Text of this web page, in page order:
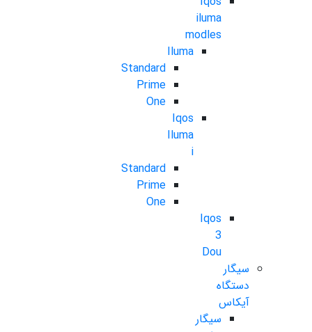
iluma
modles
Iluma
Standard
Prime
One
Iqos
Iluma
i
Standard
Prime
One
Iqos
3
Dou
سیگار
دستگاه
آیکاس
سیگار